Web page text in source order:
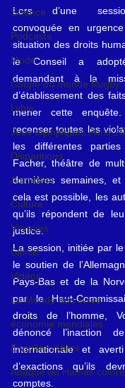
Science
Podcasts
Mode
Coupe du monde Rugby
Lybie
Jeux olympiques Paris
Disparitions
Actualités
Culture
Voyages
Climat
Vidéos
Le Monde des livres
économie mondiales
Enquête vidéos
Attaque du Hamas
Lors d’une
convoquée en
situation des droits
le Conseil a
demandant à la
d’établissement des
mener cette
recenser toutes les
les différentes
Facher, théâtre de
dernières semaines, et
cela est possible, les
qu’ils répondent de
justice.
La session, initiée par
le soutien de
Pays-Bas et de la
par le Haut-
droits de l’homme,
dénoncé l’inaction
internationale et
d’exactions qu’ils
comptes.